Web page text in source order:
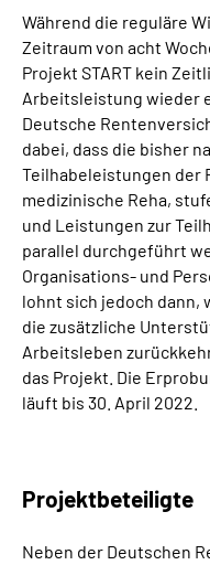
Während die reguläre
Zeitraum von acht
Projekt START kein
Arbeitsleistung wieder
Deutsche
dabei, dass die bisher
Teilhabeleistungen der
medizinische Reha,
und Leistungen zur
parallel durchgeführt
Organisations- und
lohnt sich jedoch dann,
die zusätzliche
Arbeitsleben
das Projekt. Die
läuft bis 30. April 2022.
Projektbeteiligte
Neben der Deutschen